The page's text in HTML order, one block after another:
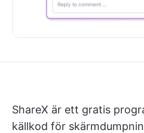
ShareX är ett gratis
källkod för